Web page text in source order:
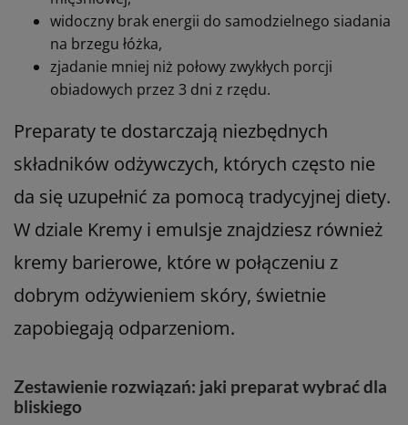
widoczny brak energii do samodzielnego siadania
na brzegu łóżka,
zjadanie mniej niż połowy zwykłych porcji
obiadowych przez 3 dni z rzędu.
Preparaty te dostarczają niezbędnych
składników odżywczych, których często nie
da się uzupełnić za pomocą tradycyjnej diety.
W dziale Kremy i emulsje znajdziesz również
kremy barierowe, które w połączeniu z
dobrym odżywieniem skóry, świetnie
zapobiegają odparzeniom.
Zestawienie rozwiązań: jaki preparat wybrać dla
bliskiego